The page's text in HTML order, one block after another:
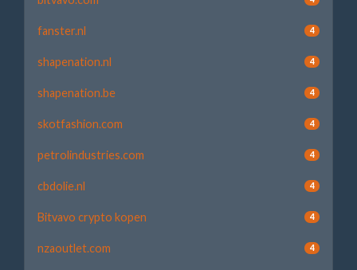
fanster.nl 4
shapenation.nl 4
shapenation.be 4
skotfashion.com 4
petrolindustries.com 4
cbdolie.nl 4
Bitvavo crypto kopen 4
nzaoutlet.com 4